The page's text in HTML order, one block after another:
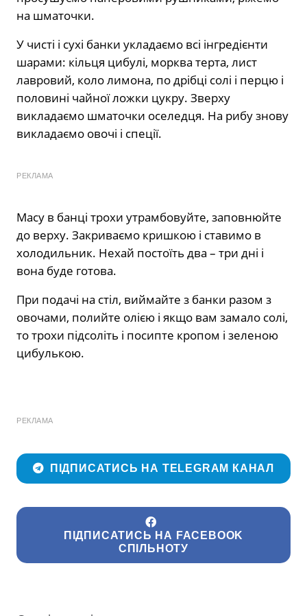
на шматочки.
У чисті і сухі банки укладаємо всі інгредієнти
шарами: кільця цибулі, морква терта, лист
лавровий, коло лимона, по дрібці солі і перцю і
половині чайної ложки цукру. Зверху
викладаємо шматочки оселедця. На рибу знову
викладаємо овочі і спеції.
РЕКЛАМА
Масу в банці трохи утрамбовуйте, заповнюйте
до верху. Закриваємо кришкою і ставимо в
холодильник. Нехай постоїть два – три дні і
вона буде готова.
При подачі на стіл, виймайте з банки разом з
овочами, полийте олією і якщо вам замало солі,
то трохи підсоліть і посипте кропом і зеленою
цибулькою.
РЕКЛАМА
ПІДПИСАТИСЬ НА TELEGRAM КАНАЛ
ПІДПИСАТИСЬ НА FACEBOOK
СПІЛЬНОТУ